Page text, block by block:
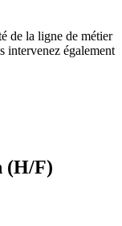
de la ligne de métier
intervenez également
(H/F)